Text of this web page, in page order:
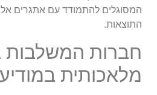
המסוגלים להתמודד עם אתגרים
התוצאות.
חברות המשלבות
מלאכותית